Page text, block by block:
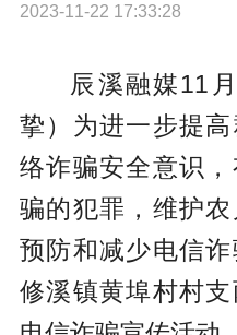
2023-11-22 17:33:28
辰溪融媒11
挚）为进一步提
络诈骗安全意识
骗的犯罪，维护农
预防和减少电信诈
修溪镇黄埠村村